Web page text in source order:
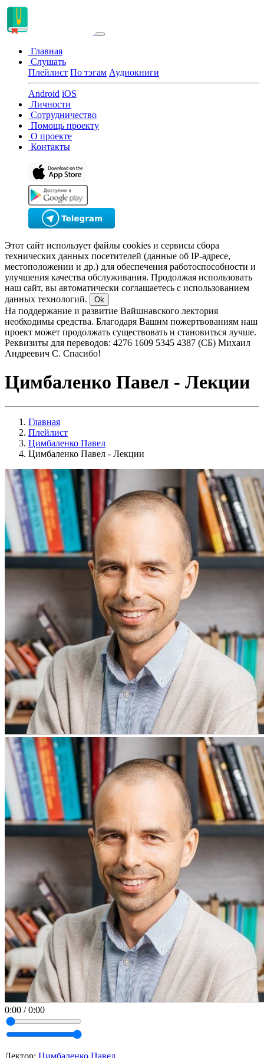
Главная
Слушать
Плейлист По тэгам Аудиокниги
Android iOS
Личности
Сотрудничество
Помощь проекту
О проекте
Контакты
Этот сайт использует файлы cookies и сервисы сбора
технических данных посетителей (данные об IP-адресе,
местоположении и др.) для обеспечения работоспособности и
улучшения качества обслуживания. Продолжая использовать
наш сайт, вы автоматически соглашаетесь с использованием
данных технологий.
Ok
На поддержание и развитие Вайшнавского лектория
необходимы средства. Благодаря Вашим пожертвованиям наш
проект может продолжать существовать и становиться лучше.
Реквизиты для переводов: 4276 1609 5345 4387 (СБ) Михаил
Андреевич С. Спасибо!
Цимбаленко Павел - Лекции
Главная
Плейлист
Цимбаленко Павел
Цимбаленко Павел - Лекции
0:00 /0:00
Лектор: Цимбаленко Павел